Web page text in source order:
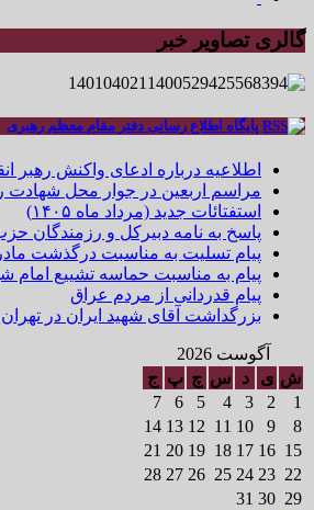
گالری تصاویر خبر
پایگاه اطلاع رسانی دفتر مقام معظم رهبری
اطلاعیه درباره ادعای واکنش رهبر
مراسم اربعین در جوار محل شهادت
استفتائات جدید (مرداد ماه ۱۴۰۵)
پاسخ به نامه دبیرکل و رزمندگان
پیام تسلیت به مناسبت درگذشت
پیام به مناسبت حماسه تشییع امام
پیام قدردانی از مردم عراق
بزرگداشت آقای شهید ایران در تهران
آگوست 2026
ش ی د س چ پ ج
1
2
3
4
5
6
7
8
9
10
11
12
13
14
15
16
17
18
19
20
21
22
23
24
25
26
27
28
29
30
31